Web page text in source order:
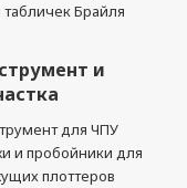
Брайля
и
для ЧПУ
и пробойники для
плоттеров